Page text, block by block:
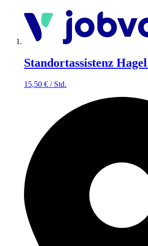
Standortassistenz
15,50 € / Std.